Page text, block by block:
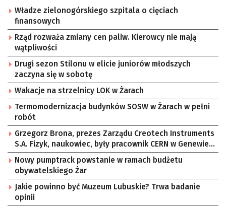
Władze zielonogórskiego szpitala o cięciach
finansowych
Rząd rozważa zmiany cen paliw. Kierowcy nie mają
wątpliwości
Drugi sezon Stilonu w elicie juniorów młodszych
zaczyna się w sobotę
Wakacje na strzelnicy LOK w Żarach
Termomodernizacja budynków SOSW w Żarach w pełni
robót
Grzegorz Brona, prezes Zarządu Creotech Instruments
S.A. Fizyk, naukowiec, były pracownik CERN w Genewie,
przedsiębiorca i nauczyciel akademicki, doktor
habilitowany nauk fizycznych, koordynator Rady
Sektorowej ds. Kompetencji Przemysłu Lotniczo-
Kosmicznego oraz członek Komitetu Badań
Kosmicznych i Satelitarnych PAN.
Nowy pumptrack powstanie w ramach budżetu
obywatelskiego Żar
Jakie powinno być Muzeum Lubuskie? Trwa badanie
opinii